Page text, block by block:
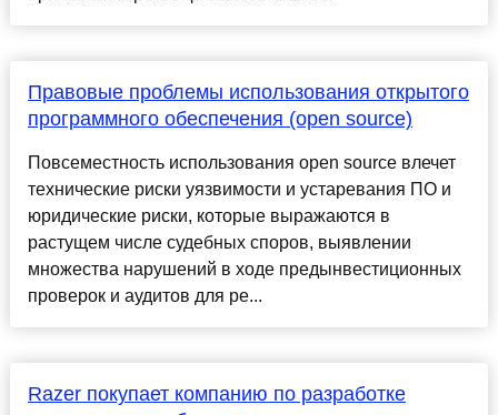
Правовые проблемы использования открытого
программного обеспечения (open source)
Повсеместность использования open source влечет
технические риски уязвимости и устаревания ПО и
юридические риски, которые выражаются в
растущем числе судебных споров, выявлении
множества нарушений в ходе предынвестиционных
проверок и аудитов для ре...
Razer покупает компанию по разработке